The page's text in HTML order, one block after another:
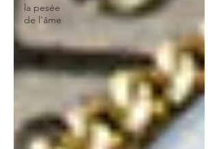
la pesée
de l'âme